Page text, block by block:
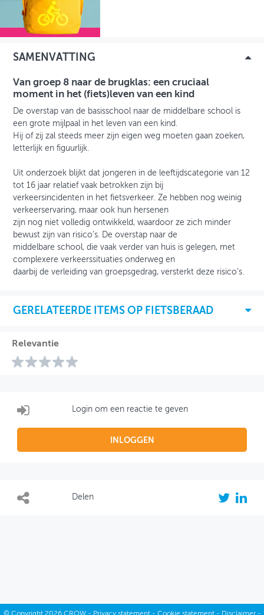
SAMENVATTING
Van groep 8 naar de brugklas: een cruciaal
moment in het (fiets)leven van een kind
De overstap van de basisschool naar de middelbare school is
een grote mijlpaal in het leven van een kind.
Hij of zij zal steeds meer zijn eigen weg moeten gaan zoeken,
letterlijk en figuurlijk.
Uit onderzoek blijkt dat jongeren in de leeftijdscategorie van 12
tot 16 jaar relatief vaak betrokken zijn bij
verkeersincidenten in het fietsverkeer. Ze hebben nog weinig
verkeerservaring, maar ook hun hersenen
zijn nog niet volledig ontwikkeld, waardoor ze zich minder
bewust zijn van risico’s. De overstap naar de
middelbare school, die vaak verder van huis is gelegen, met
complexere verkeerssituaties onderweg en
daarbij de verleiding van groepsgedrag, versterkt deze risico’s.
GERELATEERDE ITEMS OP FIETSBERAAD
Relevantie
Login om een reactie te geven
INLOGGEN
Delen